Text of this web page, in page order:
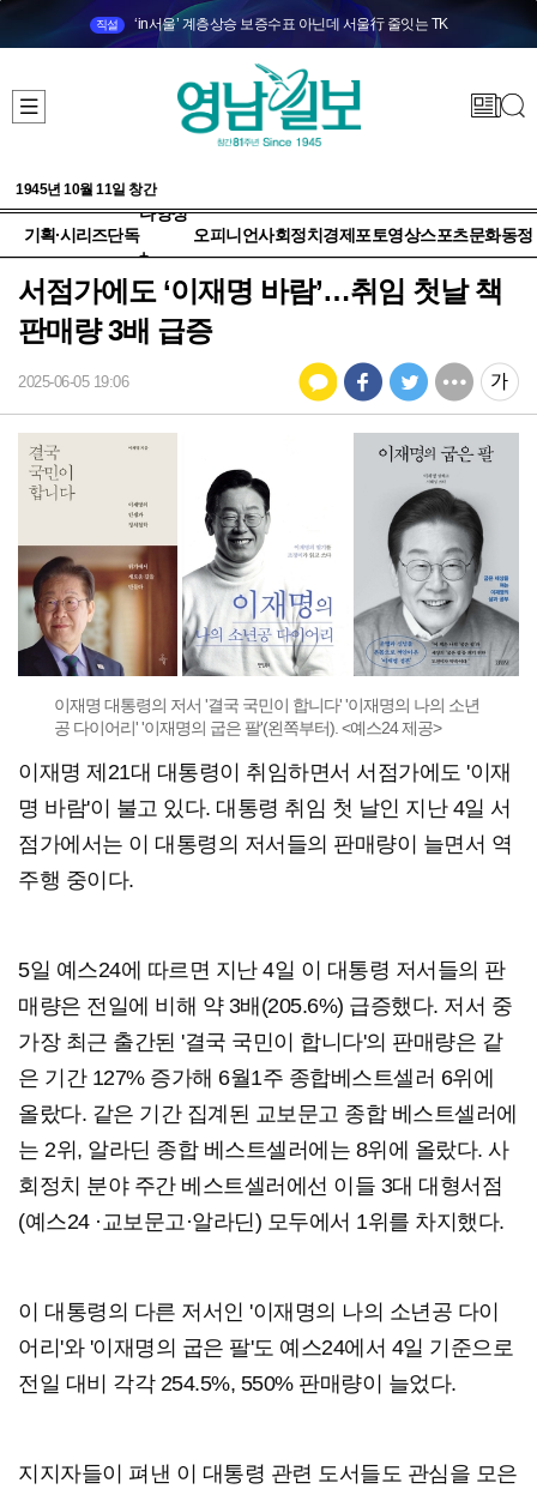
직설 ‘in서울’ 계층상승 보증수표 아닌데 서울行 줄잇는 TK
1945년 10월 11일 창간
기획·시리즈단독
다양성
+
오피니언사회정치 경제 포토영상스포츠문화동정
서점가에도 ‘이재명 바람’…취임 첫날 책
판매량 3배 급증
2025-06-05 19:06
이재명 대통령의 저서 '결국 국민이 합니다' '이재명의 나의 소년
공 다이어리' '이재명의 굽은 팔'(왼쪽부터). <예스24 제공>
이재명 제21대 대통령이 취임하면서 서점가에도 '이재
명 바람'이 불고 있다. 대통령 취임 첫 날인 지난 4일 서
점가에서는 이 대통령의 저서들의 판매량이 늘면서 역
주행 중이다.
5일 예스24에 따르면 지난 4일 이 대통령 저서들의 판
매량은 전일에 비해 약 3배(205.6%) 급증했다. 저서 중
가장 최근 출간된 '결국 국민이 합니다'의 판매량은 같
은 기간 127% 증가해 6월1주 종합베스트셀러 6위에
올랐다. 같은 기간 집계된 교보문고 종합 베스트셀러에
는 2위, 알라딘 종합 베스트셀러에는 8위에 올랐다. 사
회정치 분야 주간 베스트셀러에선 이들 3대 대형서점
(예스24 ·교보문고·알라딘) 모두에서 1위를 차지했다.
이 대통령의 다른 저서인 '이재명의 나의 소년공 다이
어리'와 '이재명의 굽은 팔'도 예스24에서 4일 기준으로
전일 대비 각각 254.5%, 550% 판매량이 늘었다.
지지자들이 펴낸 이 대통령 관련 도서들도 관심을 모은